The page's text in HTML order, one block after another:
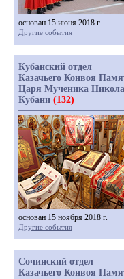
основан 15 июня 2018 г.
Другие события
Кубанский отдел
Казачьего Конвоя
Царя Мученика
Кубани (132)
основан 15 ноября 2018 г.
Другие события
Сочинский отдел
Казачьего Конвоя